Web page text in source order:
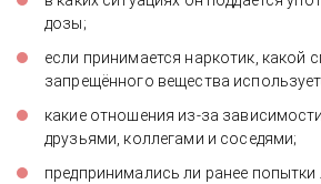
дозы;
если принимается наркотик, какой
запрещённого вещества
какие отношения из-за
друзьями, коллегами и соседями;
предпринимались ли ранее попытки